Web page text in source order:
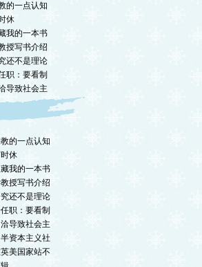
的一点认知
休
我的一本书
授写书介绍
还不是理论
职：要看制
导致社会主
的一点认知
休
我的一本书
授写书介绍
还不是理论
职：要看制
导致社会主
资本主义社
美国家站不